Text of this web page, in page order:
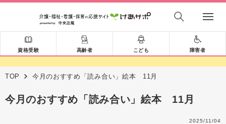
資格受験 高齢者 こども 障害者
TOP 今月のおすすめ「読み合い」絵本 11月
今月のおすすめ「読み合い」絵本 11月
2025/11/04